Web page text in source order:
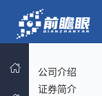
公司介绍
证券简介